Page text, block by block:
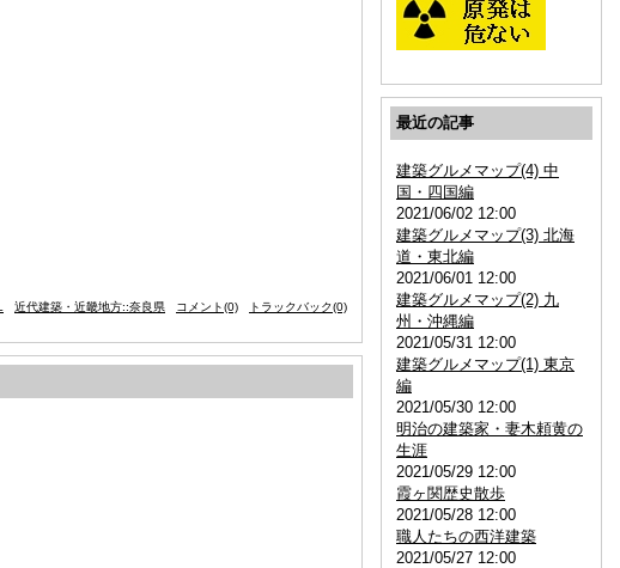
最近の記事
建築グルメマップ(4) 中
国・四国編
2021/06/02 12:00
建築グルメマップ(3) 北海
道・東北編
2021/06/01 12:00
建築グルメマップ(2) 九
州・沖縄編
2021/05/31 12:00
建築グルメマップ(1) 東京
編
2021/05/30 12:00
明治の建築家・妻木頼黄の
生涯
2021/05/29 12:00
霞ヶ関歴史散歩
2021/05/28 12:00
職人たちの西洋建築
2021/05/27 12:00
近代建築・近畿地方::奈良県 コメント(0) トラックバック(0)